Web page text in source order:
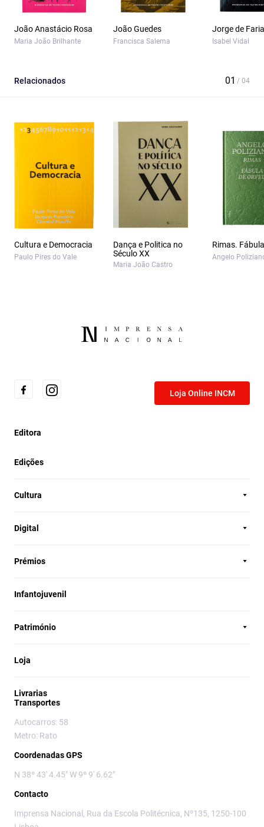
João Anastácio Rosa
Maria João Brilhante
João Guedes
Francisca Salema
Jorge de Faria
Isabel Vidal
Relacionados
Cultura e Democracia
Paulo Pires do Vale
Dança e Politica no
Século XX
Maria João Castro
Rimas.
Angelo
Loja Online INCM
Editora
Edições
Cultura
Digital
Prémios
Infantojuvenil
Património
Loja
Livrarias
Transportes
Autocarros: 58
Metro: Rato
Coordenadas GPS
N 38º 43' 4.45" W 9º 9' 6.62"
Contacto
Imprensa Nacional, Rua da Escola Politécnica, Nº135, 1250-100